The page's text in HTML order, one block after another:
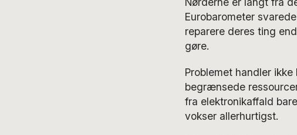
Eurobarometer svarede
reparere deres ting
gøre.
Problemet handler
begrænsede
fra elektronikaffald
vokser allerhurtigst.